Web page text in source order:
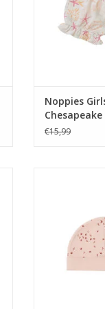
Noppies
Whisper
€15,99
TOEVOEGEN